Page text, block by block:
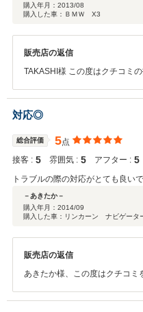
購入年月： 2013/08
購入した車：ＢＭＷ X3
販売店の返信
TAKASHI様 この度はクチコミ
ご提供をさせていただければと
くお願い致します。
対応◎
総合評価 5点
接客 : 5 雰囲気 : 5 アフター : 5
トラブルの際の対応がとても良いで
－あきたか－
購入年月： 2014/09
購入した車：リンカーン ナビゲー
販売店の返信
あきたか様、この度はクチコミ
あきたか様のお車は整備もキッ